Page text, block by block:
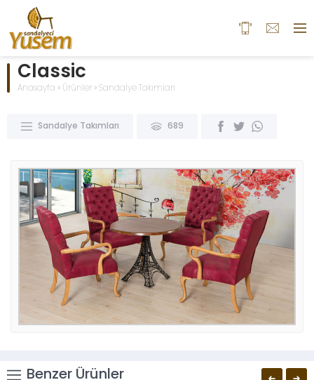
Classic
Anasayfa » Ürünler » Sandalye Takımları
Sandalye Takımları 689
Benzer Ürünler